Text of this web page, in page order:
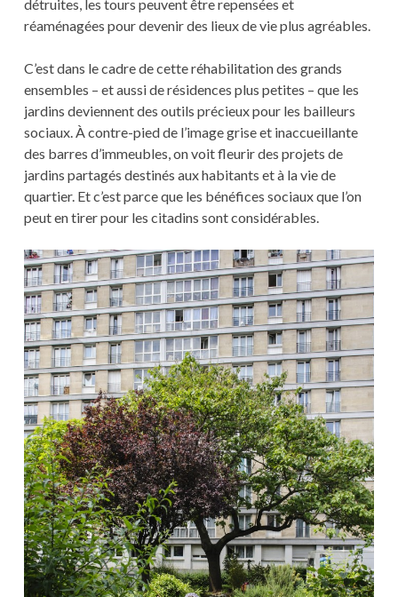
détruites, les tours peuvent être repensées et
réaménagées pour devenir des lieux de vie plus agréables.
C’est dans le cadre de cette réhabilitation des grands
ensembles – et aussi de résidences plus petites – que les
jardins deviennent des outils précieux pour les bailleurs
sociaux. À contre-pied de l’image grise et inaccueillante
des barres d’immeubles, on voit fleurir des projets de
jardins partagés destinés aux habitants et à la vie de
quartier. Et c’est parce que les bénéfices sociaux que l’on
peut en tirer pour les citadins sont considérables.